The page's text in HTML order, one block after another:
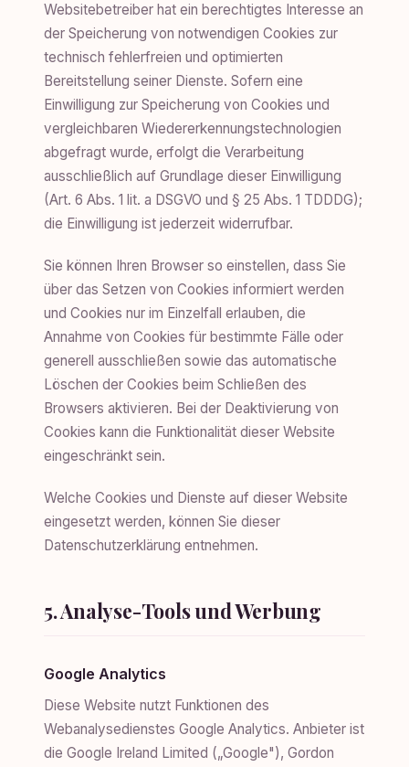
Websitebetreiber hat ein berechtigtes Interesse an
der Speicherung von notwendigen Cookies zur
technisch fehlerfreien und optimierten
Bereitstellung seiner Dienste. Sofern eine
Einwilligung zur Speicherung von Cookies und
vergleichbaren Wiedererkennungstechnologien
abgefragt wurde, erfolgt die Verarbeitung
ausschließlich auf Grundlage dieser Einwilligung
(Art. 6 Abs. 1 lit. a DSGVO und § 25 Abs. 1 TDDDG);
die Einwilligung ist jederzeit widerrufbar.
Sie können Ihren Browser so einstellen, dass Sie
über das Setzen von Cookies informiert werden
und Cookies nur im Einzelfall erlauben, die
Annahme von Cookies für bestimmte Fälle oder
generell ausschließen sowie das automatische
Löschen der Cookies beim Schließen des
Browsers aktivieren. Bei der Deaktivierung von
Cookies kann die Funktionalität dieser Website
eingeschränkt sein.
Welche Cookies und Dienste auf dieser Website
eingesetzt werden, können Sie dieser
Datenschutzerklärung entnehmen.
5. Analyse-Tools und Werbung
Google Analytics
Diese Website nutzt Funktionen des
Webanalysedienstes Google Analytics. Anbieter ist
die Google Ireland Limited („Google"), Gordon